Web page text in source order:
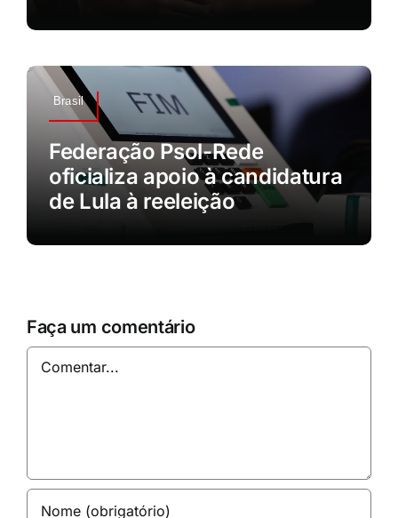
Brasil
Federação Psol-Rede
oficializa apoio à candidatura
de Lula à reeleição
Faça um comentário
Comentar